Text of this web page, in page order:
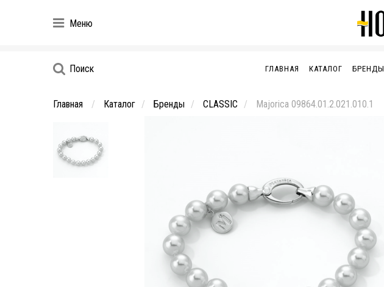
Меню
Поиск ГЛАВНАЯ КАТАЛОГ БРЕНДЫ
Главная Каталог Бренды CLASSIC Majorica 09864.01.2.021.010.1